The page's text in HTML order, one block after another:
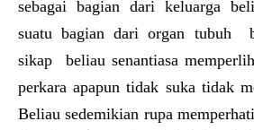
sebagai bagian dari keluarga
suatu bagian dari organ tubuh
sikap beliau senantiasa
perkara apapun tidak suka tidak
Beliau sedemikian rupa